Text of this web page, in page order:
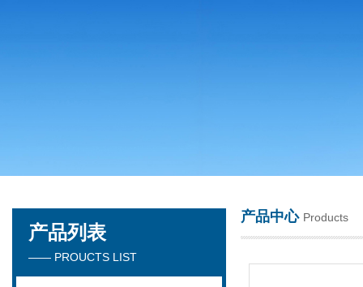
苏州春曼医药科技有限公司
产品列表
—— PROUCTS LIST
产品中心 Products